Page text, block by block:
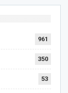
961
350
53